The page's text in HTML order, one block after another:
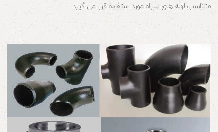
متناسب لوله های سیاه مورد استفاده قرار می گیرد.